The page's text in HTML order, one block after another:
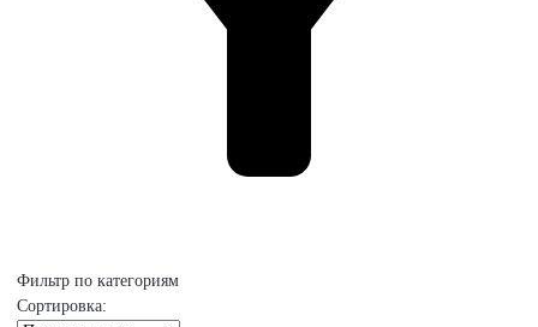
Фильтр по категориям
Сортировка: